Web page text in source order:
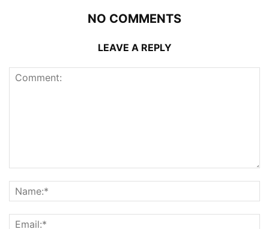
NO COMMENTS
LEAVE A REPLY